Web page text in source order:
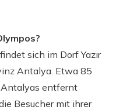
sich im Dorf Yazır
Antalya. Etwa 85
entfernt
Besucher mit ihrer